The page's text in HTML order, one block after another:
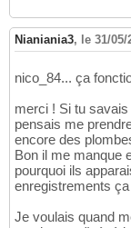
Nianiania3, le 31/
nico_84... ça
merci ! Si tu
pensais me
encore des
Bon il me manque
pourquoi ils
enregistrements
Je voulais quand